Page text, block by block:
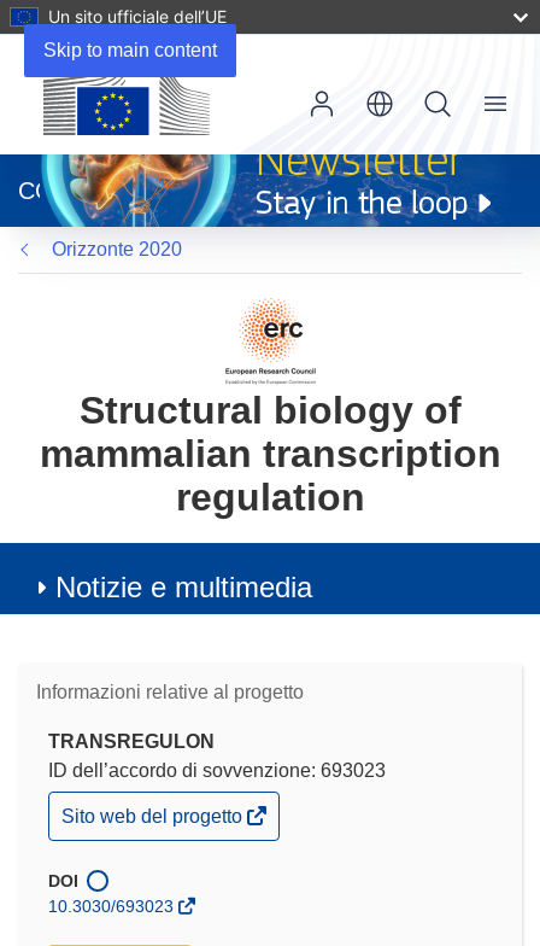
Skip to main content
Un sito ufficiale dell’UE
apre
in
una
nuova
finestra)
CORDIS
Menu
Orizzonte 2020
Structural biology of
mammalian transcription
regulation
Notizie e multimedia
Informazioni relative al progetto
TRANSREGULON
ID dell’accordo di sovvenzione: 693023
(si
apre
una
nuova
Sito web del progetto
DOI
10.3030/693023